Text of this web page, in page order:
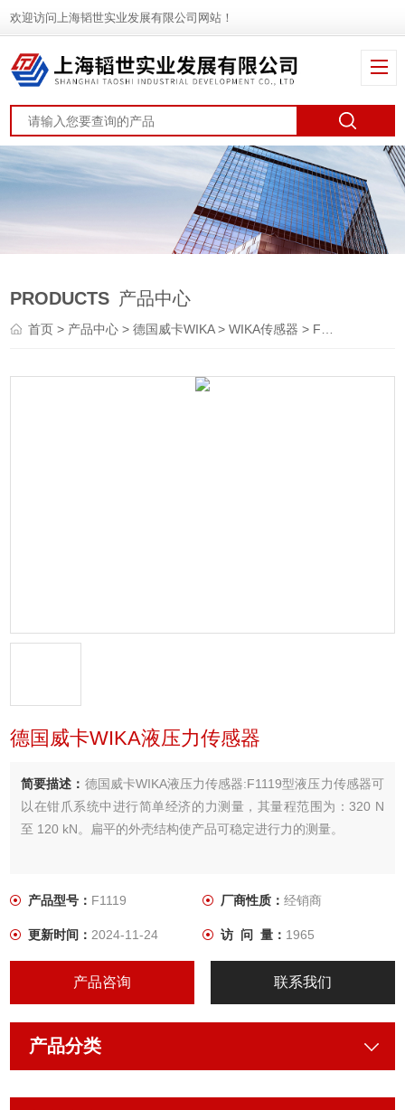
欢迎访问上海韬世实业发展有限公司网站！
PRODUCTS 产品中心
首页> 产品中心 >德国威卡WIKA>WIKA传感器 > F1119德国威卡WIKA液压力传感器
德国威卡WIKA液压力传感器
简要描述： 德国威卡WIKA液压力传感器:F1119型液压力传感器可
以在钳爪系统中进行简单经济的力测量，其量程范围为：320 N
至 120 kN。扁平的外壳结构使产品可稳定进行力的测量。
产品型号： F1119 厂商性质： 经销商
更新时间：2024-11-24 访 问 量： 1965
产品咨询 联系我们
产品分类